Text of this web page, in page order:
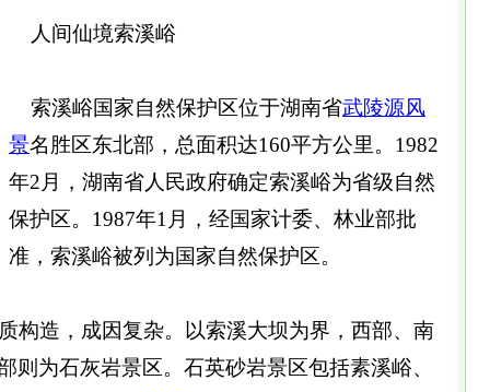
人间仙境索溪峪
索溪峪国家自然保护区位于湖南省武陵源风
景名胜区东北部，总面积达160平方公里。1982
年2月，湖南省人民政府确定索溪峪为省级自然
保护区。1987年1月，经国家计委、林业部批
准，索溪峪被列为国家自然保护区。
构造，成因复杂。以索溪大坝为界，西部、南
则为石灰岩景区。石英砂岩景区包括素溪峪、